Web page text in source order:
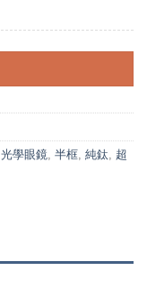
光學眼鏡, 半框, 純鈦, 超